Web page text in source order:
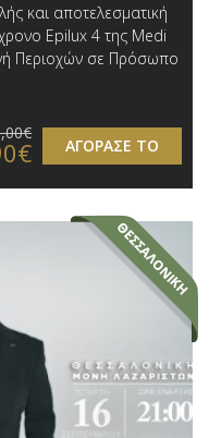
και αποτελεσματική
Epilux 4 της Medi
Περιοχών σε Πρόσωπο
ΑΓΟΡΑΣΕ ΤΟ